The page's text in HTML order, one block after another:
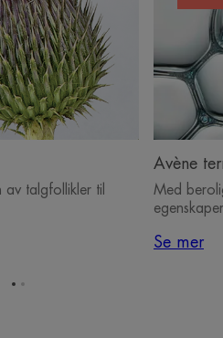
av talgfollikler til
Avène
Med
Se mer